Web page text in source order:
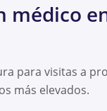
médico
para visitas a
más elevados.